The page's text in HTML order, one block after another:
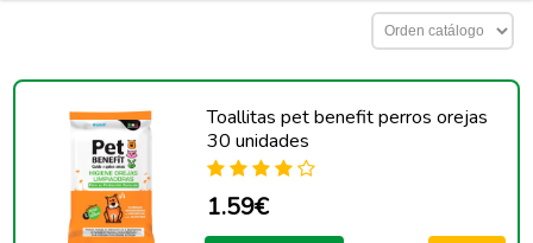
Toallitas pet benefit perros orejas
30 unidades
1.59€